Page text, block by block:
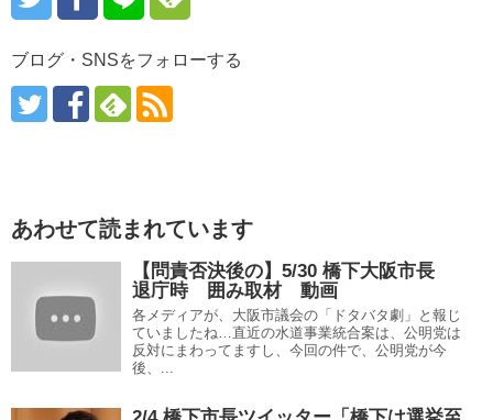
ブログ・SNSをフォローする
あわせて読まれています
【問責否決後の】5/30 橋下大阪市長
退庁時 囲み取材 動画
各メディアが、大阪市議会の「ドタバタ劇」と報じ
ていましたね…直近の水道事業統合案は、公明党は
反対にまわってますし、今回の件で、公明党が今
後、...